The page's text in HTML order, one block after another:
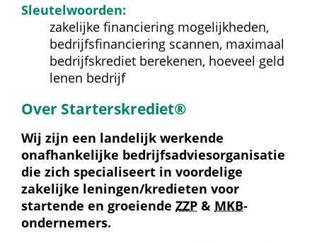
Sleutelwoorden:
zakelijke financiering mogelijkheden,
bedrijfsfinanciering scannen, maximaal
bedrijfskrediet berekenen, hoeveel geld
lenen bedrijf
Over Starterskrediet®
Wij zijn een landelijk werkende
onafhankelijke bedrijfs­advies­organisatie
die zich specialiseert in voordelige
zakelijke leningen/kredieten voor
startende en groeiende ZZP & MKB-
ondernemers.